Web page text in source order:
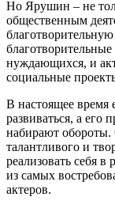
Но Ярушин – не
общественным
нуждающихся, и
социальные
В настоящее время
развиваться, а его
набирают
талантливого и
реализовать себя в
из самых
актеров.